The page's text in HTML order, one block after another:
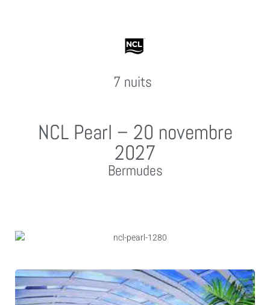
7 nuits
NCL Pearl – 20 novembre
2027
Bermudes